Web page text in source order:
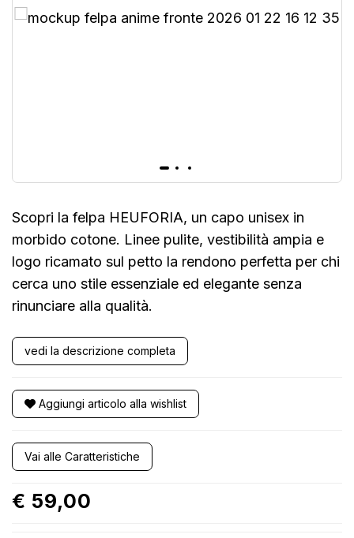
Scopri la felpa HEUFORIA, un capo unisex in
morbido cotone. Linee pulite, vestibilità ampia e
logo ricamato sul petto la rendono perfetta per chi
cerca uno stile essenziale ed elegante senza
rinunciare alla qualità.
vedi la descrizione completa
Aggiungi articolo alla wishlist
Vai alle Caratteristiche
€ 59,00